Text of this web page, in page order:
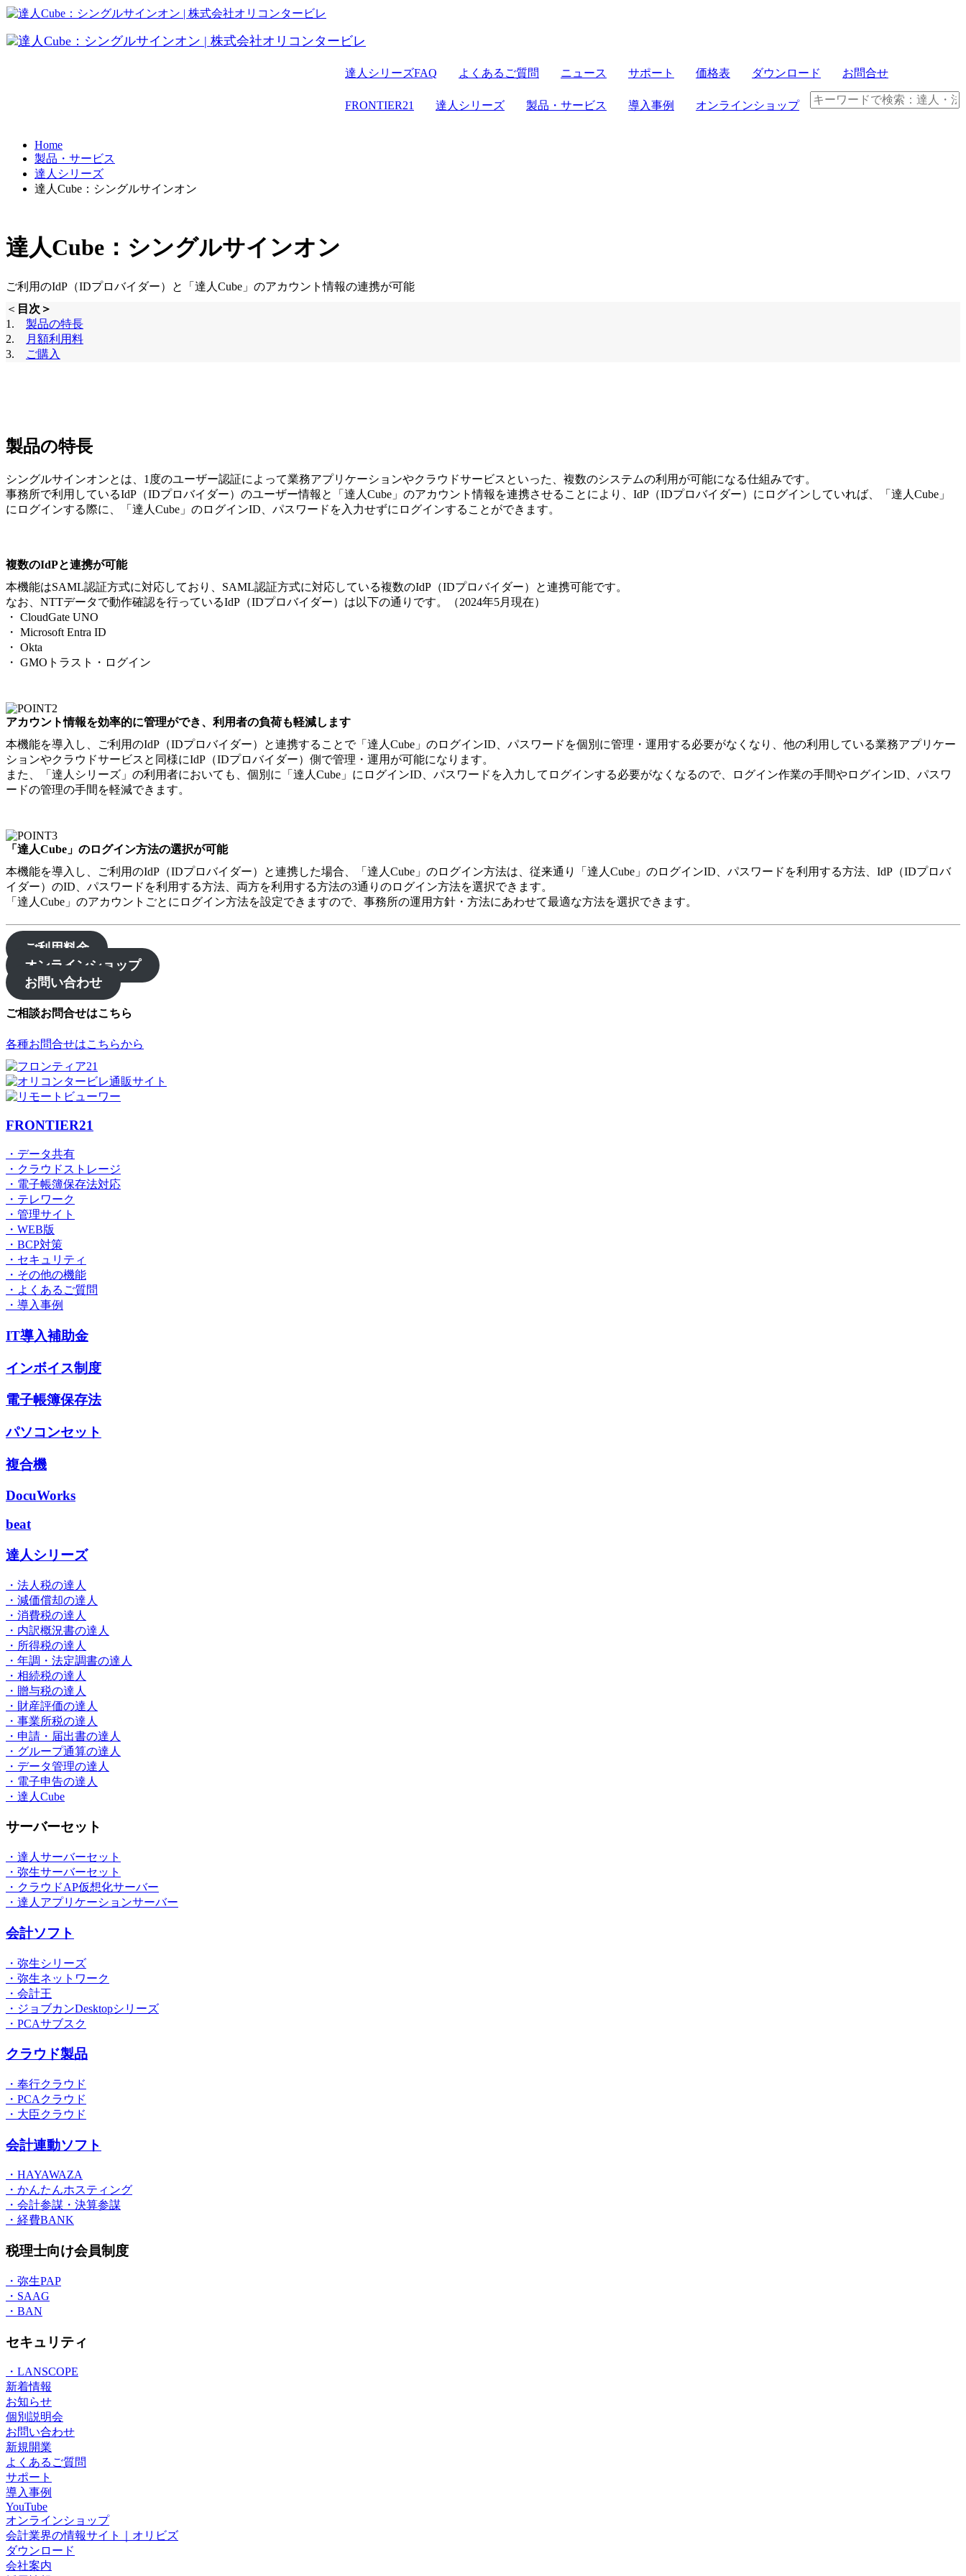
達人シリーズFAQ よくあるご質問
FRONTIER21
ニュース サポート 価格表 ダウンロード お問合せ
FRONTIER21 達人シリーズ 製品・サービス
FRONTIER21
導入事例 オンラインショップ
Home
製品・サービス
達人シリーズ
達人Cube：シングルサインオン
達人Cube：シングルサインオン
ご利用のIdP（IDプロバイダー）と「達人Cube」のアカウント情報の連携が可能
＜ 目次＞
1. 製品の特長
2.
月額利用料
3.
ご購入
製品の特長
シングルサインオンとは、1度のユーザー認証によって業務アプリケーションやクラウドサービスといった、複数のシステムの利用が可能になる仕組みです。
事務所で利用しているIdP（IDプロバイダー）のユーザー情報と「達人Cube」のアカウント情報を連携させることにより、IdP（IDプロバイダー）にログインしていれば、「達人Cube」
にログインする際に、「達人Cube」のログインID、パスワードを入力せずにログインすることができます。
複数のIdPと連携が可能
本機能はSAML認証方式に対応しており、SAML認証方式に対応している複数のIdP（IDプロバイダー）と連携可能です。
なお、NTTデータで動作確認を行っているIdP（IDプロバイダー）は以下の通りです。（2024年5月現在）
・ CloudGate UNO
・ Microsoft Entra ID
・ Okta
・ GMOトラスト・ログイン
アカウント情報を効率的に管理ができ、利用者の負荷も軽減します
本機能を導入し、ご利用のIdP（IDプロバイダー）と連携することで「達人Cube」のログインID、パスワードを個別に管理・運用する必要がなくなり、他の利用している業務アプリケー
ションやクラウドサービスと同様にIdP（IDプロバイダー）側で管理・運用が可能になります。
また、「達人シリーズ」の利用者においても、個別に「達人Cube」にログインID、パスワードを入力してログインする必要がなくなるので、ログイン作業の手間やログインID、パスワ
ードの管理の手間を軽減できます。
「達人Cube」のログイン方法の選択が可能
本機能を導入し、ご利用のIdP（IDプロバイダー）と連携した場合、「達人Cube」のログイン方法は、従来通り「達人Cube」のログインID、パスワードを利用する方法、IdP（IDプロバ
イダー）のID、パスワードを利用する方法、両方を利用する方法の3通りのログイン方法を選択できます。
「達人Cube」のアカウントごとにログイン方法を設定できますので、事務所の運用方針・方法にあわせて最適な方法を選択できます。
ご利用料金
オンラインショップ
お問い合わせ
ご相談お問合せはこちら
各種お問合せはこちらから
FRONTIER21
・データ共有
・クラウドストレージ
・電子帳簿保存法対応
・テレワーク
・管理サイト
・WEB版
・BCP対策
・セキュリティ
・その他の機能
・よくあるご質問
・導入事例
IT導入補助金
インボイス制度
電子帳簿保存法
パソコンセット
複合機
DocuWorks
beat
達人シリーズ
・法人税の達人
・減価償却の達人
・消費税の達人
・内訳概況書の達人
・所得税の達人
・年調・法定調書の達人
・相続税の達人
・贈与税の達人
・財産評価の達人
・事業所税の達人
・申請・届出書の達人
・グループ通算の達人
・データ管理の達人
・電子申告の達人
・達人Cube
サーバーセット
・達人サーバーセット
・弥生サーバーセット
・クラウドAP仮想化サーバー
・達人アプリケーションサーバー
会計ソフト
・弥生シリーズ
・弥生ネットワーク
・会計王
・ジョブカンDesktopシリーズ
・PCAサブスク
クラウド製品
・奉行クラウド
・PCAクラウド
・大臣クラウド
会計連動ソフト
・HAYAWAZA
・かんたんホスティング
・会計参謀・決算参謀
・経費BANK
税理士向け会員制度
・弥生PAP
・SAAG
・BAN
セキュリティ
・LANSCOPE
新着情報
お知らせ
個別説明会
お問い合わせ
新規開業
よくあるご質問
サポート
導入事例
YouTube
オンラインショップ
会計業界の情報サイト｜オリビズ
ダウンロード
会社案内